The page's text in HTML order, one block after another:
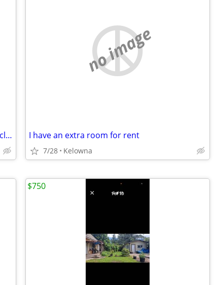
Private Room, full bathroom, and utilites included for $1000
no image
I have an extra room for rent
7/28 Kelowna
$750